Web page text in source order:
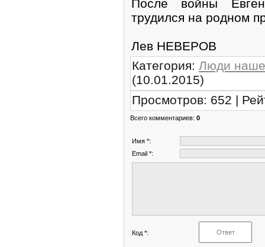
После войны
трудился на родном
Лев НЕВЕРОВ
Категория: Люди
(10.01.2015)
Просмотров: 652 |
Всего комментариев: 0
Имя *:
Email *:
Код *: